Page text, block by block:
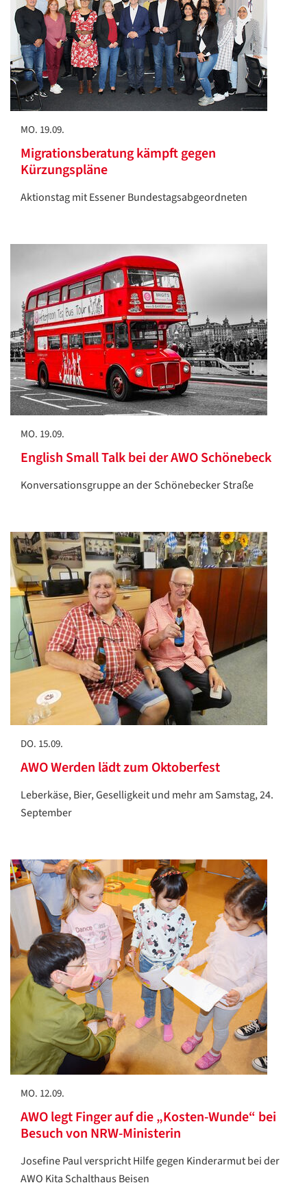
MO. 19.09.
Migrationsberatung kämpft gegen
Kürzungspläne
Aktionstag mit Essener Bundestagsabgeordneten
MO. 19.09.
English Small Talk bei der AWO Schönebeck
Konversationsgruppe an der Schönebecker Straße
DO. 15.09.
AWO Werden lädt zum Oktoberfest
Leberkäse, Bier, Geselligkeit und mehr am Samstag, 24.
September
MO. 12.09.
AWO legt Finger auf die „Kosten-Wunde“ bei
Besuch von NRW-Ministerin
Josefine Paul verspricht Hilfe gegen Kinderarmut bei der
AWO Kita Schalthaus Beisen